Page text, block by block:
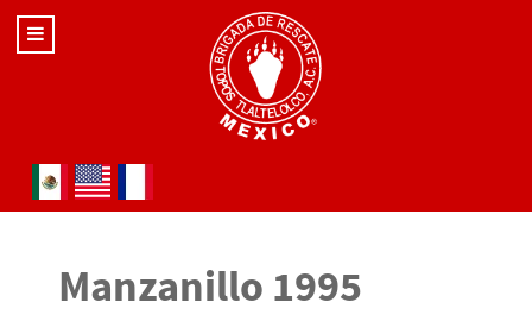
Seleccione su idioma
Manzanillo 1995